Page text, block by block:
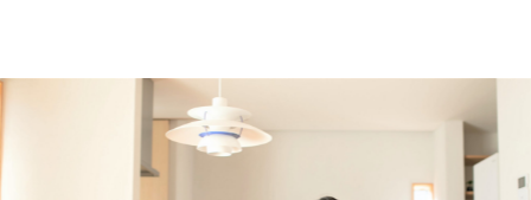
Nat's 提案型住宅
設計士と創るリフォーム・リノベーション